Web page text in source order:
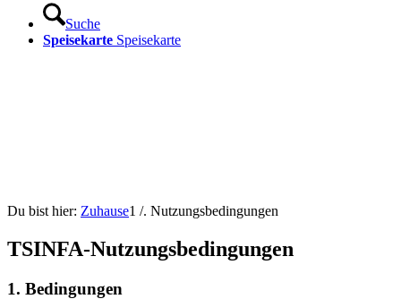
Suche
Speisekarte Speisekarte
Du bist hier: Zuhause1 /. Nutzungsbedingungen
TSINFA-Nutzungsbedingungen
1. Bedingungen